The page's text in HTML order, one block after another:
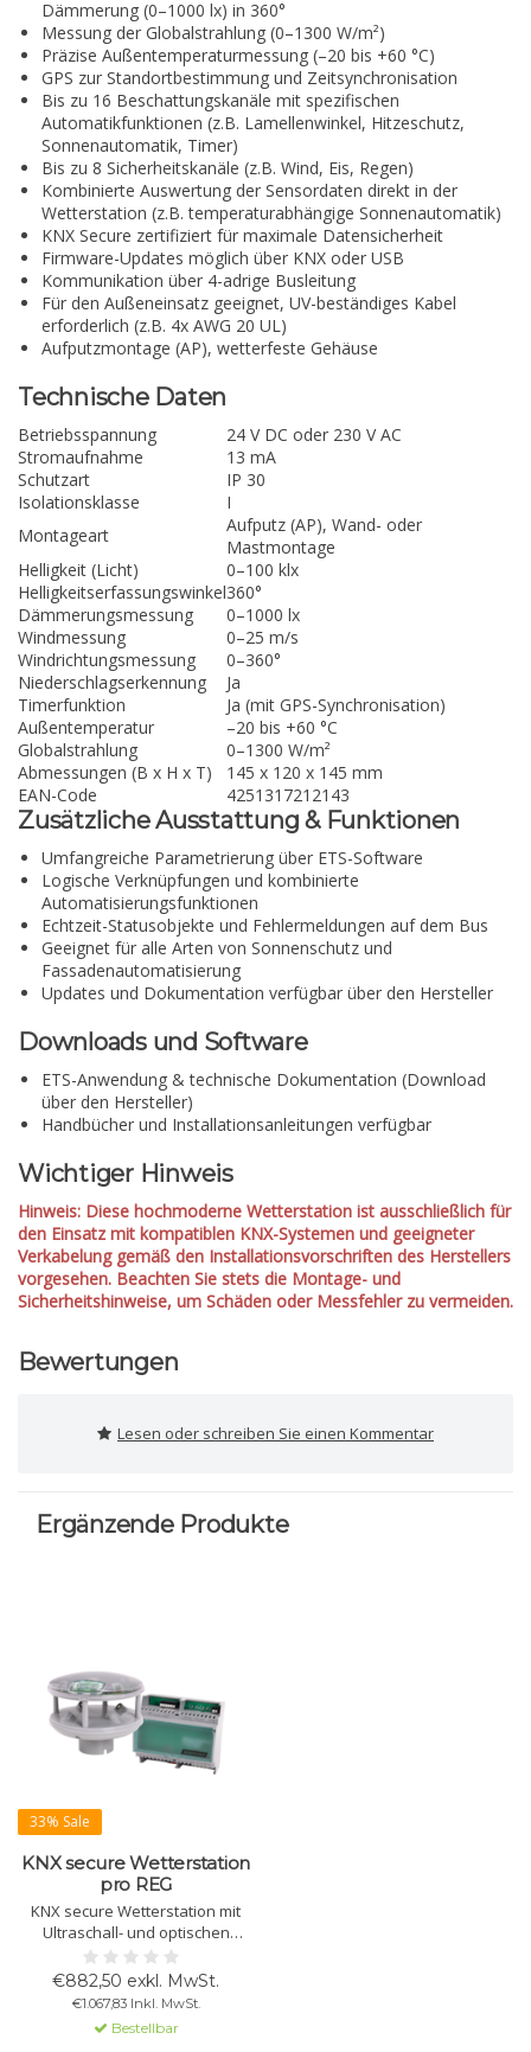
Dämmerung (0–1000 lx) in 360°
Messung der Globalstrahlung (0–1300 W/m²)
Präzise Außentemperaturmessung (–20 bis +60 °C)
GPS zur Standortbestimmung und Zeitsynchronisation
Bis zu 16 Beschattungskanäle mit spezifischen
Automatikfunktionen (z.B. Lamellenwinkel, Hitzeschutz,
Sonnenautomatik, Timer)
Bis zu 8 Sicherheitskanäle (z.B. Wind, Eis, Regen)
Kombinierte Auswertung der Sensordaten direkt in der
Wetterstation (z.B. temperaturabhängige Sonnenautomatik)
KNX Secure zertifiziert für maximale Datensicherheit
Firmware-Updates möglich über KNX oder USB
Kommunikation über 4-adrige Busleitung
Für den Außeneinsatz geeignet, UV-beständiges Kabel
erforderlich (z.B. 4x AWG 20 UL)
Aufputzmontage (AP), wetterfeste Gehäuse
Technische Daten
Betriebsspannung
24 V DC oder 230 V AC
Stromaufnahme
13 mA
Schutzart
IP 30
Isolationsklasse
I
Montageart
Aufputz (AP), Wand- oder
Mastmontage
Helligkeit (Licht)
0–100 klx
Helligkeitserfassungswinkel360°
Dämmerungsmessung
0–1000 lx
Windmessung
0–25 m/s
Windrichtungsmessung
0–360°
Niederschlagserkennung
Ja
Timerfunktion
Ja (mit GPS-Synchronisation)
Außentemperatur
–20 bis +60 °C
Globalstrahlung
0–1300 W/m²
Abmessungen (B x H x T)
145 x 120 x 145 mm
EAN-Code
4251317212143
Zusätzliche Ausstattung & Funktionen
Umfangreiche Parametrierung über ETS-Software
Logische Verknüpfungen und kombinierte
Automatisierungsfunktionen
Echtzeit-Statusobjekte und Fehlermeldungen auf dem Bus
Geeignet für alle Arten von Sonnenschutz und
Fassadenautomatisierung
Updates und Dokumentation verfügbar über den Hersteller
Downloads und Software
ETS-Anwendung & technische Dokumentation (Download
über den Hersteller)
Handbücher und Installationsanleitungen verfügbar
Wichtiger Hinweis
Hinweis: Diese hochmoderne Wetterstation ist ausschließlich für
den Einsatz mit kompatiblen KNX-Systemen und geeigneter
Verkabelung gemäß den Installationsvorschriften des Herstellers
vorgesehen. Beachten Sie stets die Montage- und
Sicherheitshinweise, um Schäden oder Messfehler zu vermeiden.
Bewertungen
Lesen oder schreiben Sie einen Kommentar
Ergänzende Produkte
33% Sale
KNX secure Wetterstation
pro REG
KNX secure Wetterstation mit
Ultraschall- und optischen
Sensoren für Wind,
Windrichtung, Niederschlag,
Helligkeit, Dämmerung,
Temperatur, Globalstrahlung
und GPS. Optimal für
€882,50 exkl. MwSt.
€1.067,83 Inkl. MwSt.
Bestellbar